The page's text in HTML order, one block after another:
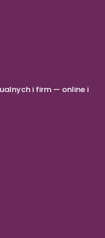
i firm — online i